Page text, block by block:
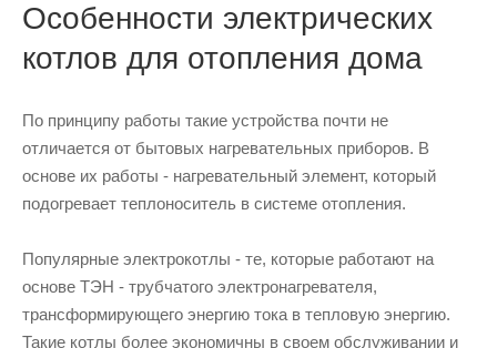
Особенности электрических
котлов для отопления дома
По принципу работы такие устройства почти не
отличается от бытовых нагревательных приборов. В
основе их работы - нагревательный элемент, который
подогревает теплоноситель в системе отопления.
Популярные электрокотлы - те, которые работают на
основе ТЭН - трубчатого электронагревателя,
трансформирующего энергию тока в тепловую энергию.
Такие котлы более экономичны в своем обслуживании и